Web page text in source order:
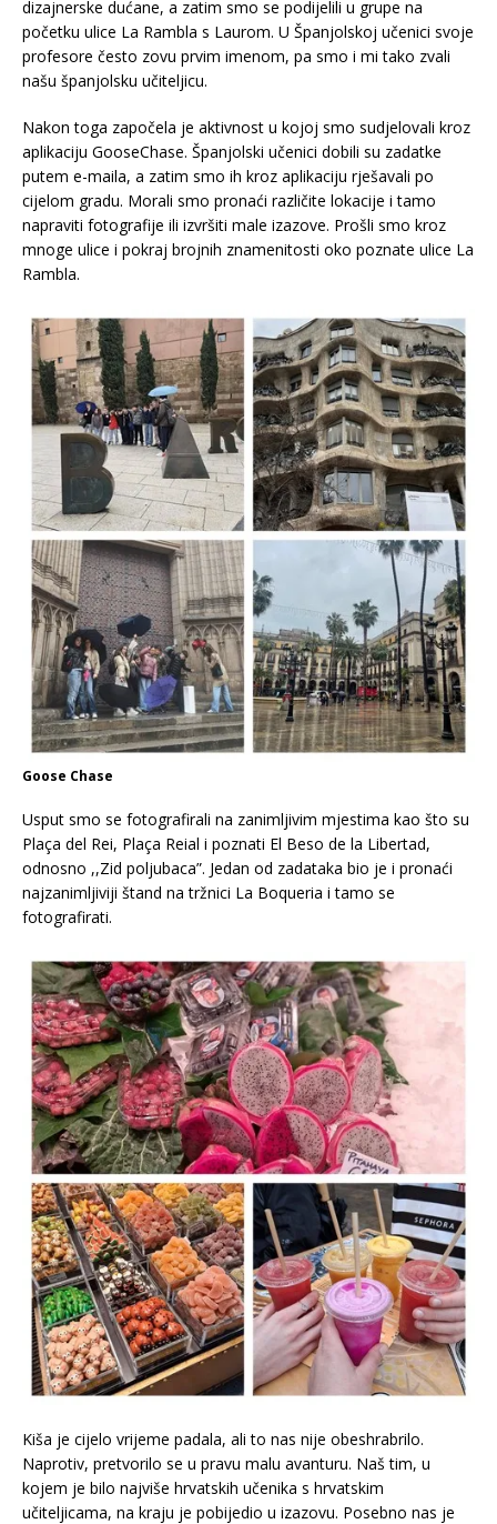
dizajnerske dućane, a zatim smo se podijelili u grupe na
početku ulice La Rambla s Laurom. U Španjolskoj učenici svoje
profesore često zovu prvim imenom, pa smo i mi tako zvali
našu španjolsku učiteljicu.
Nakon toga započela je aktivnost u kojoj smo sudjelovali kroz
aplikaciju GooseChase. Španjolski učenici dobili su zadatke
putem e-maila, a zatim smo ih kroz aplikaciju rješavali po
cijelom gradu. Morali smo pronaći različite lokacije i tamo
napraviti fotografije ili izvršiti male izazove. Prošli smo kroz
mnoge ulice i pokraj brojnih znamenitosti oko poznate ulice La
Rambla.
Goose Chase
Usput smo se fotografirali na zanimljivim mjestima kao što su
Plaça del Rei, Plaça Reial i poznati El Beso de la Libertad,
odnosno ,,Zid poljubaca”. Jedan od zadataka bio je i pronaći
najzanimljiviji štand na tržnici La Boqueria i tamo se
fotografirati.
Kiša je cijelo vrijeme padala, ali to nas nije obeshrabrilo.
Naprotiv, pretvorilo se u pravu malu avanturu. Naš tim, u
kojem je bilo najviše hrvatskih učenika s hrvatskim
učiteljicama, na kraju je pobijedio u izazovu. Posebno nas je